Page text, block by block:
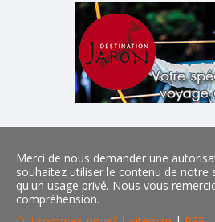
Merci de nous demander une
souhaitez utiliser le contenu de notre
qu'un usage privé. Nous vous
compréhension.